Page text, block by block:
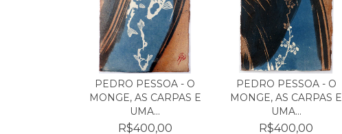
PEDRO PESSOA - O
MONGE, AS CARPAS E
UMA...
R$400,00
PEDRO PESSOA - O
MONGE, AS CARPAS E
UMA...
R$400,00